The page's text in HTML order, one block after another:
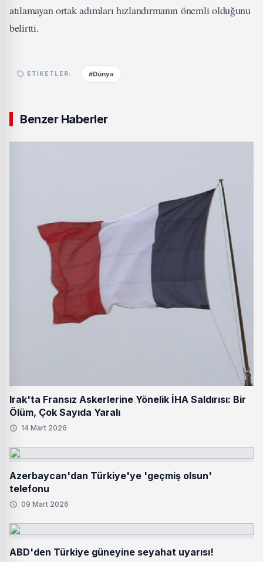
atılamayan ortak adımları hızlandırmanın önemli olduğunu
belirtti.
ETIKETLER: #Dünya
Benzer Haberler
Irak'ta Fransız Askerlerine Yönelik İHA Saldırısı: Bir
Ölüm, Çok Sayıda Yaralı
14 Mart 2026
Azerbaycan'dan Türkiye'ye 'geçmiş olsun'
telefonu
09 Mart 2026
ABD'den Türkiye güneyine seyahat uyarısı!